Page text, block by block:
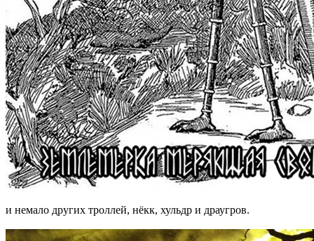
и немало других троллей, нёкк, хульдр и драугров.